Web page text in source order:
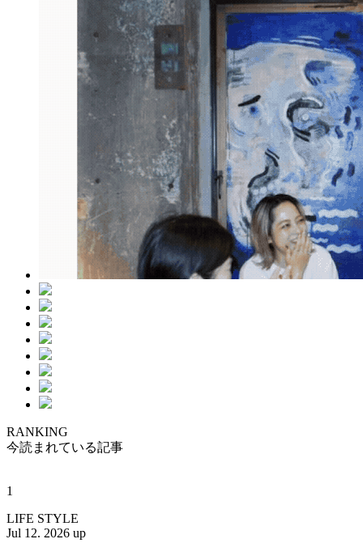
RANKING
今読まれている記事
1
LIFE STYLE
Jul 12. 2026 up